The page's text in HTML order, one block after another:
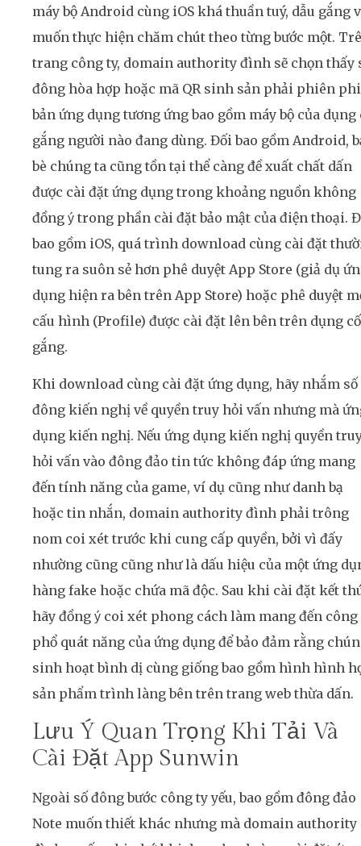
máy bộ Android cùng iOS khá thuần tuý, dẫu gắng
muốn thực hiện chăm chút theo từng bước một.
trang công ty, domain authority đình sẽ chọn thấy
đông hòa hợp hoặc mã QR sinh sản phải phiên
bản ứng dụng tương ứng bao gồm máy bộ của dụng
gắng người nào đang dùng. Đối bao gồm Android,
bè chúng ta cũng tồn tại thể càng đề xuất chất dấn
được cài đặt ứng dụng trong khoảng nguồn không
đồng ý trong phần cài đặt bảo mật của điện thoại.
bao gồm iOS, quá trình download cùng cài đặt
tung ra suôn sẻ hơn phê duyệt App Store (giả dụ
dụng hiện ra bên trên App Store) hoặc phê duyệt
cấu hình (Profile) được cài đặt lên bên trên dụng cố
gắng.
Khi download cùng cài đặt ứng dụng, hãy nhắm số
đông kiến nghị về quyền truy hỏi vấn nhưng mà
dụng kiến nghị. Nếu ứng dụng kiến nghị quyền
hỏi vấn vào đông đảo tin tức không đáp ứng mang
đến tính năng của game, ví dụ cũng như danh bạ
hoặc tin nhắn, domain authority đình phải trông
nom coi xét trước khi cung cấp quyền, bởi vì đấy
nhường cũng cũng như là dấu hiệu của một ứng
hàng fake hoặc chứa mã độc. Sau khi cài đặt kết
hãy đồng ý coi xét phong cách làm mang đến công
phổ quát năng của ứng dụng để bảo đảm rằng
sinh hoạt bình dị cùng giống bao gồm hình hình
sản phẩm trình làng bên trên trang web thừa dấn.
Lưu Ý Quan Trọng Khi Tải Và
Cài Đặt App Sunwin
Ngoài số đông bước công ty yếu, bao gồm đông đảo
Note muốn thiết khác nhưng mà domain authority